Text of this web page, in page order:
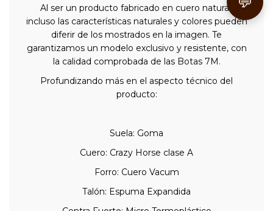
Al ser un producto fabricado en cuero natural,
incluso las características naturales y colores pueden
diferir de los mostrados en la imagen. Te
garantizamos un modelo exclusivo y resistente, con
la calidad comprobada de las Botas 7M.
Profundizando más en el aspecto técnico del
producto:
Suela: Goma
Cuero: Crazy Horse clase A
Forro: Cuero Vacum
Talón: Espuma Expandida